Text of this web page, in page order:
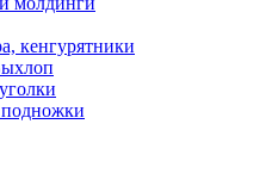
кенгурятники